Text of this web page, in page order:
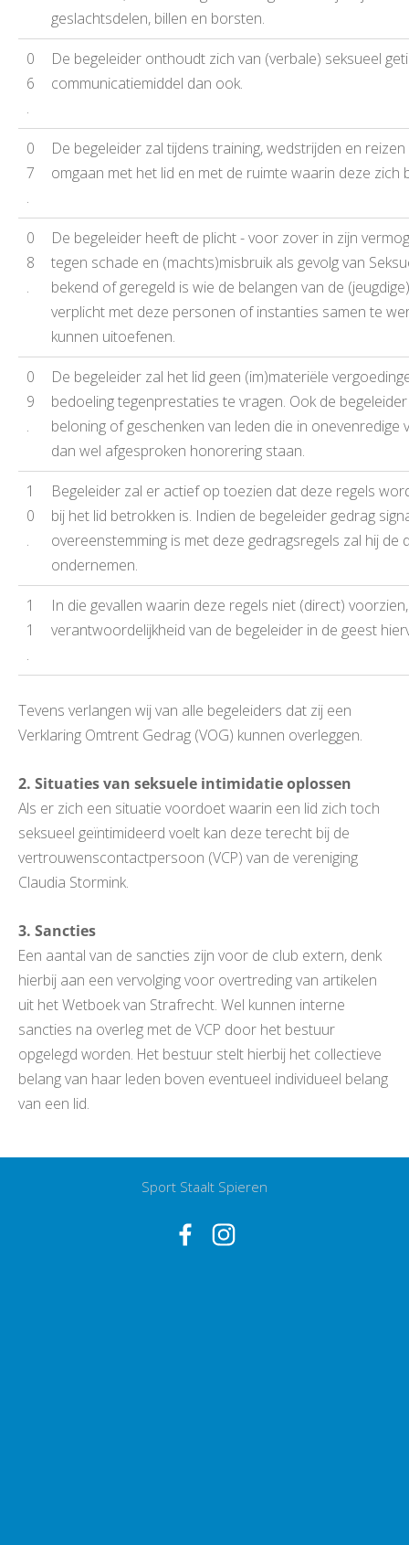
geslachtsdelen, billen en borsten.
0
6
.
De begeleider onthoudt zich van (verbale) seksueel
communicatiemiddel dan ook.
0
7
.
De begeleider zal tijdens training, wedstrijden en
omgaan met het lid en met de ruimte waarin deze zich
0
8
.
De begeleider heeft de plicht - voor zover in zijn
tegen schade en (machts)misbruik als gevolg van
bekend of geregeld is wie de belangen van de
verplicht met deze personen of instanties samen te
kunnen uitoefenen.
0
9
.
De begeleider zal het lid geen (im)materiële
bedoeling tegenprestaties te vragen. Ook de
beloning of geschenken van leden die in onevenredige
dan wel afgesproken honorering staan.
1
0
.
Begeleider zal er actief op toezien dat deze regels
bij het lid betrokken is. Indien de begeleider gedrag
overeenstemming is met deze gedragsregels zal hij
ondernemen.
1
1
.
In die gevallen waarin deze regels niet (direct)
verantwoordelijkheid van de begeleider in de geest
Tevens verlangen wij van alle begeleiders dat zij een
Verklaring Omtrent Gedrag (VOG) kunnen overleggen.
2. Situaties van seksuele intimidatie oplossen
Als er zich een situatie voordoet waarin een lid zich toch
seksueel geïntimideerd voelt kan deze terecht bij de
vertrouwenscontactpersoon (VCP) van de vereniging
Claudia Stormink.
3. Sancties
Een aantal van de sancties zijn voor de club extern, denk
hierbij aan een vervolging voor overtreding van artikelen
uit het Wetboek van Strafrecht. Wel kunnen interne
sancties na overleg met de VCP door het bestuur
opgelegd worden. Het bestuur stelt hierbij het collectieve
belang van haar leden boven eventueel individueel belang
van een lid.
Sport Staalt Spieren